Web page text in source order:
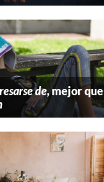
de, mejor que